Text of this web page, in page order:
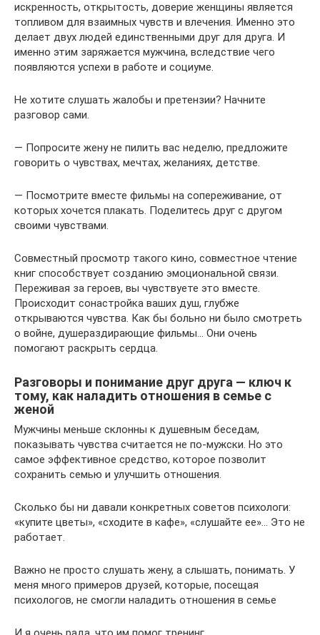
искренность, открытость, доверие женщины является
топливом для взаимных чувств и влечения. Именно это
делает двух людей единственными друг для друга. И
именно этим заряжается мужчина, вследствие чего
появляются успехи в работе и социуме.
Не хотите слушать жалобы и претензии? Начните
разговор сами.
— Попросите жену не пилить вас неделю, предложите
говорить о чувствах, мечтах, желаниях, детстве.
— Посмотрите вместе фильмы на сопереживание, от
которых хочется плакать. Поделитесь друг с другом
своими чувствами.
Совместный просмотр такого кино, совместное чтение
книг способствует созданию эмоциональной связи.
Переживая за героев, вы чувствуете это вместе.
Происходит сонастройка ваших душ, глубже
открываются чувства. Как бы больно ни было смотреть
о войне, душераздирающие фильмы… Они очень
помогают раскрыть сердца.
Разговоры и понимание друг друга — ключ к
тому, как наладить отношения в семье с
женой
Мужчины меньше склонны к душевным беседам,
показывать чувства считается не по-мужски. Но это
самое эффективное средство, которое позволит
сохранить семью и улучшить отношения.
Сколько бы ни давали конкретных советов психологи:
«купите цветы», «сходите в кафе», «слушайте ее»… Это не
работает.
Важно не просто слушать жену, а слышать, понимать. У
меня много примеров друзей, которые, посещая
психологов, не смогли наладить отношения в семье